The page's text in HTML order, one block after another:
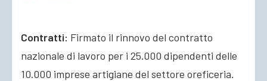
Contratti: Firmato il rinnovo del contratto
nazionale di lavoro per i 25.000 dipendenti delle
10.000 imprese artigiane del settore oreficeria.